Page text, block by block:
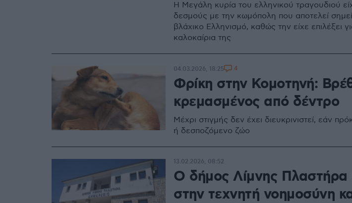
Η Μεγάλη κυρία του ελληνικού τραγουδιού
δεσμούς με την κωμόπολη που αποτελεί
βλάχικο Ελληνισμό, καθώς την είχε επιλέξει
καλοκαίρια της
Φρίκη στην Κομοτηνή:
κρεμασμένος από δέντρο
Μέχρι στιγμής δεν έχει διευκρινιστεί, εάν
ή δεσποζόμενο ζώο
04.03.2026, 18:25 4
Ο δήμος Λίμνης Πλαστήρα
στην τεχνητή νοημοσύνη
13.02.2026, 08:52